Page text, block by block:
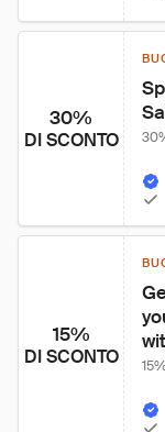
30%
DI SCONTO
15%
DI SCONTO